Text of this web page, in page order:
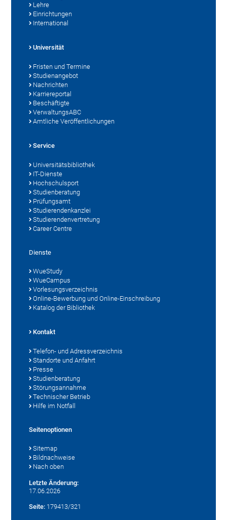
Lehre
Einrichtungen
International
Universität
Fristen und Termine
Studienangebot
Nachrichten
Karriereportal
Beschäftigte
VerwaltungsABC
Amtliche Veröffentlichungen
Service
Universitätsbibliothek
IT-Dienste
Hochschulsport
Studienberatung
Prüfungsamt
Studierendenkanzlei
Studierendenvertretung
Career Centre
Dienste
WueStudy
WueCampus
Vorlesungsverzeichnis
Online-Bewerbung und Online-Einschreibung
Katalog der Bibliothek
Kontakt
Telefon- und Adressverzeichnis
Standorte und Anfahrt
Presse
Studienberatung
Störungsannahme
Technischer Betrieb
Hilfe im Notfall
Seitenoptionen
Sitemap
Bildnachweise
Nach oben
Letzte Änderung:
17.06.2026
Seite: 179413/321